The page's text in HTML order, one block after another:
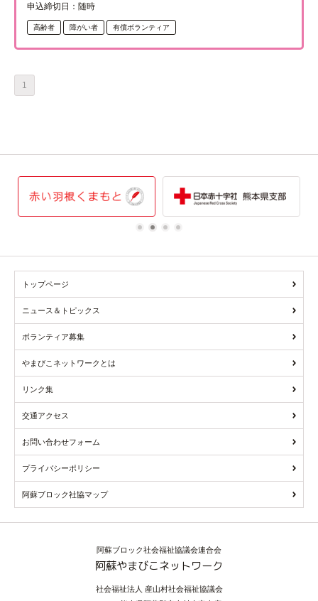
申込締切日：随時
高齢者 障がい者 有償ボランティア
1
1 2 3 4
トップページ
ニュース＆トピックス
ボランティア募集
やまびこネットワークとは
リンク集
交通アクセス
お問い合わせフォーム
プライバシーポリシー
阿蘇ブロック社協マップ
阿蘇ブロック社会福祉協議会連合会
阿蘇やまびこネットワーク
社会福祉法人 産山村社会福祉協議会